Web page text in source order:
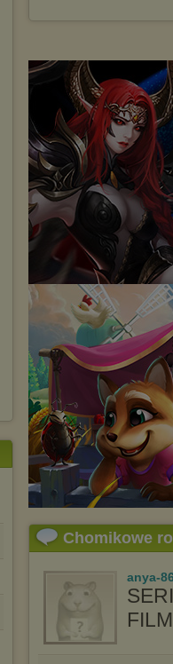
Chomikowe
anya-